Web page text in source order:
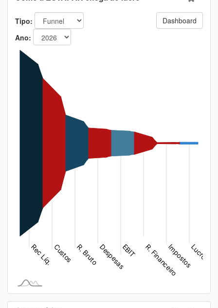
Tipo:
Ano:
Dashboard